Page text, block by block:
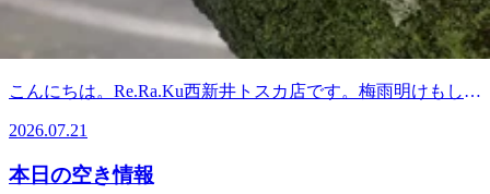
17：30～比較的朝から昼にかけて空きがございます。ペアで
もお受けいただけます！週末は隅田川の花火大会ですね。レ
ジャーの前にメンテナンスにいらして下さい！！
しゅわっと冷たい♪
こんにちは。Re.Ra.Ku西新井トスカ店です。梅雨明けもし
も癒しませんか♪マイナス5℃の炭酸泡スプレーを使用したヘ
ッドスパとボディケアのセットコースです。50分 ヘッド10
分+ボディケア40分 6,980円(税込)70分 ヘッド10分+ボディケ
2026.07.21
本日の空き情報